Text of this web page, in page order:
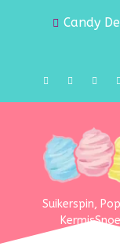
Candy
Suikerspin,